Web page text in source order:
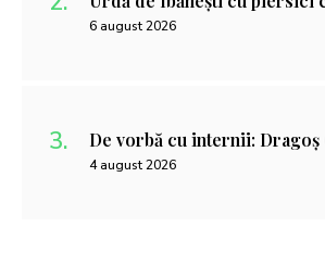
6 august 2026
De vorbă cu internii: Dragoș
4 august 2026